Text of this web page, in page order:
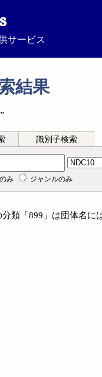
サービス
結果
”
識別子検索
み ジャンルのみ
分類「899」は団体名に